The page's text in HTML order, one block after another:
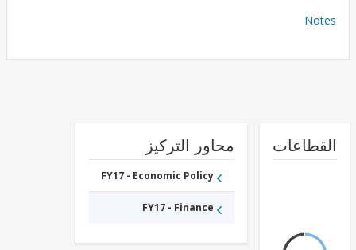
محاور التركيز
FY17 - Economic Policy
FY17 - Finance